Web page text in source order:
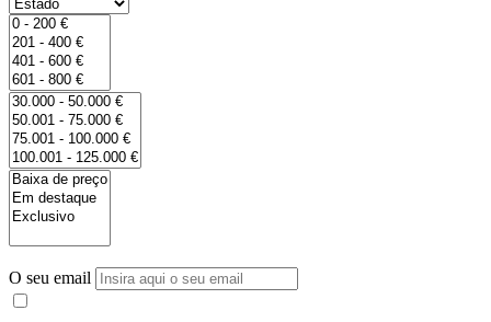
O seu email